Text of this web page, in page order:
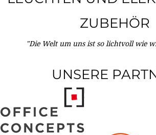
ZUBEHÖR
"Die Welt um uns ist so lichtvoll wie
UNSERE